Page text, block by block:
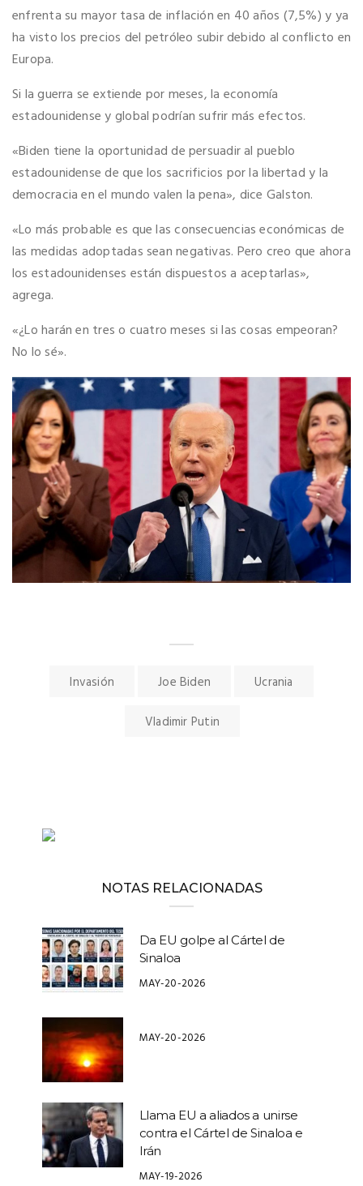
enfrenta su mayor tasa de inflación en 40 años (7,5%) y ya
ha visto los precios del petróleo subir debido al conflicto en
Europa.
Si la guerra se extiende por meses, la economía
estadounidense y global podrían sufrir más efectos.
«Biden tiene la oportunidad de persuadir al pueblo
estadounidense de que los sacrificios por la libertad y la
democracia en el mundo valen la pena», dice Galston.
«Lo más probable es que las consecuencias económicas de
las medidas adoptadas sean negativas. Pero creo que ahora
los estadounidenses están dispuestos a aceptarlas»,
agrega.
«¿Lo harán en tres o cuatro meses si las cosas empeoran?
No lo sé».
Invasión Joe Biden Ucrania
Vladimir Putin
NOTAS RELACIONADAS
Da EU golpe al Cártel de
Sinaloa
MAY-20-2026
MAY-20-2026
Llama EU a aliados a unirse
contra el Cártel de Sinaloa e
Irán
MAY-19-2026